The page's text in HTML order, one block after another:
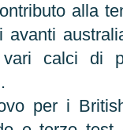
alla
calci di
per i